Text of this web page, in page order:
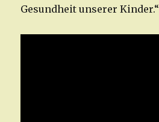
Gesundheit unserer Kinder.“